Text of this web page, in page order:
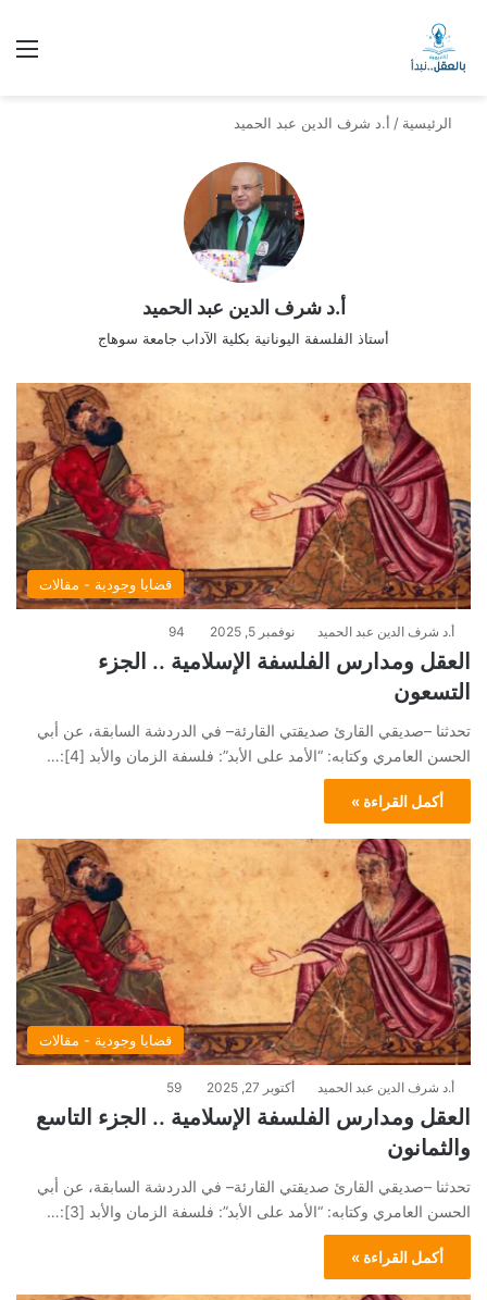
الرئيسية / أ.د شرف الدين عبد الحميد
أ.د شرف الدين عبد الحميد
أستاذ الفلسفة اليونانية بكلية الآداب جامعة سوهاج
قضايا وجودية - مقالات
أ.د شرف الدين عبد الحميد نوفمبر 5, 2025 94
العقل ومدارس الفلسفة الإسلامية .. الجزء
التسعون
تحدثنا –صديقي القارئ صديقتي القارئة– في الدردشة السابقة، عن أبي
الحسن العامري وكتابه: “الأمد على الأبد”: فلسفة الزمان والأبد [4]:…
أكمل القراءة »
قضايا وجودية - مقالات
أ.د شرف الدين عبد الحميد أكتوبر 27, 2025 59
العقل ومدارس الفلسفة الإسلامية .. الجزء التاسع
والثمانون
تحدثنا –صديقي القارئ صديقتي القارئة– في الدردشة السابقة، عن أبي
الحسن العامري وكتابه: “الأمد على الأبد”: فلسفة الزمان والأبد [3]:…
أكمل القراءة »